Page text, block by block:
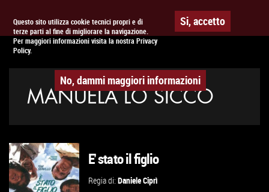
Questo sito utilizza cookie tecnici propri e di
terze parti al fine di migliorare la navigazione.
Per maggiori informazioni visita la nostra Privacy
Policy.
Si, accetto
No, dammi maggiori informazioni
APPUNTAMENTO AL CINEMA
MANUELA LO SICCO
E' stato il figlio
Regia di:Daniele Ciprì